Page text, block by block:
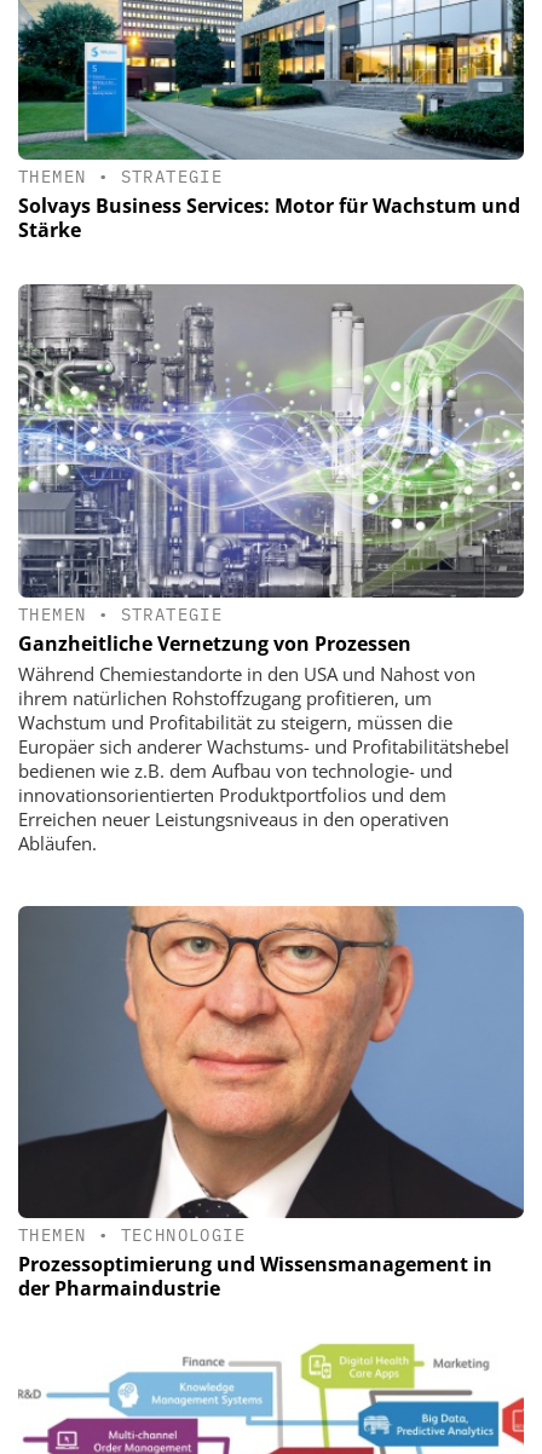
THEMEN • STRATEGIE
Solvays Business Services: Motor für Wachstum und
Stärke
THEMEN • STRATEGIE
Ganzheitliche Vernetzung von Prozessen
Während Chemiestandorte in den USA und Nahost von
ihrem natürlichen Rohstoffzugang profitieren, um
Wachstum und Profitabilität zu steigern, müssen die
Europäer sich anderer Wachstums- und Profitabilitätshebel
bedienen wie z.B. dem Aufbau von technologie- und
innovationsorientierten Produktportfolios und dem
Erreichen neuer Leistungsniveaus in den operativen
Abläufen.
THEMEN • TECHNOLOGIE
Prozessoptimierung und Wissensmanagement in
der Pharmaindustrie